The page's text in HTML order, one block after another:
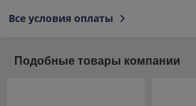
Все условия оплаты
Подобные товары компании